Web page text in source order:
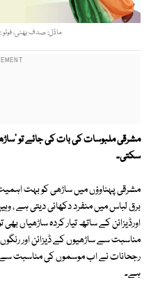
ماڈل: صدف بھٹی،
مشرقی ملبوسات کی بات کی جائے تو
سکتی۔
مشرقی پہناوؤں میں ساڑھی کو بہت
برق لباس میں منفرد دکھائی دیتی ہے ،
اورڈیزائن کے ساتھ تیار کردہ ساڑھیاں
مناسبت سے ساڑھیوں کے ڈیزائن اور
رجحانات نے اب موسموں کی مناسبت سے
ہے۔